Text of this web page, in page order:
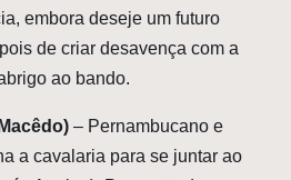
embora deseje um futuro
de criar desavença com a
ao bando.
– Pernambucano e
a cavalaria para se juntar ao